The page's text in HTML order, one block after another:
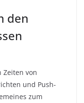
den
Zeiten von
und Push-
zum